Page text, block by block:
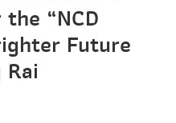
“NCD
Future